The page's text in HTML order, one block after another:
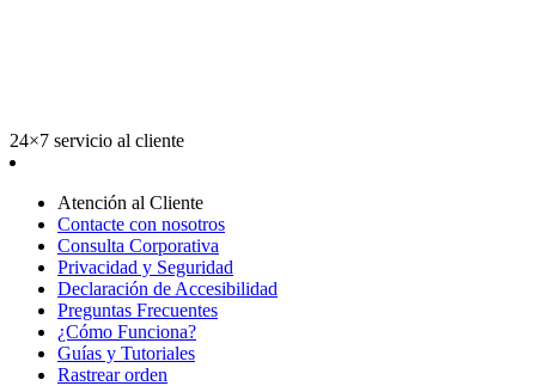
24×7 servicio al cliente
Atención al Cliente
Contacte con nosotros
Consulta Corporativa
Privacidad y Seguridad
Declaración de Accesibilidad
Preguntas Frecuentes
¿Cómo Funciona?
Guías y Tutoriales
Rastrear orden